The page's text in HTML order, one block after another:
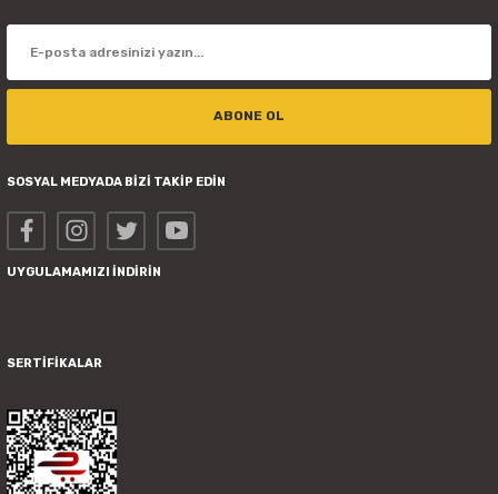
ABONE OL
SOSYAL MEDYADA BİZİ TAKİP EDİN
UYGULAMAMIZI İNDİRİN
SERTİFİKALAR